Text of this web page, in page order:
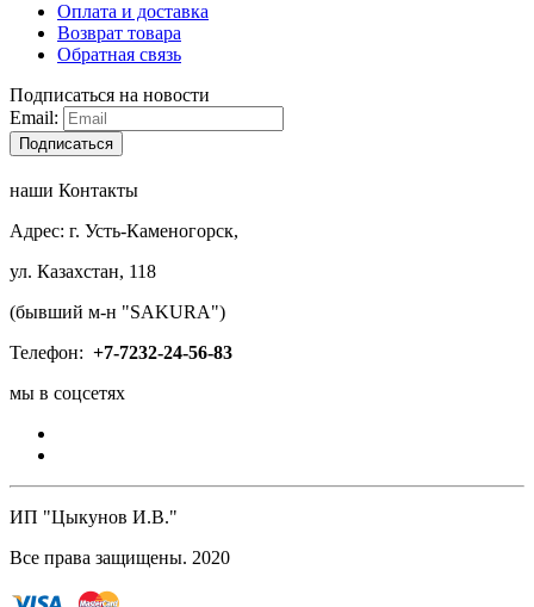
Оплата и доставка
Возврат товара
Обратная связь
Подписаться на новости
Email:
Подписаться
наши Контакты
Адрес: г. Усть-Каменогорск,
ул. Казахстан, 118
(бывший м-н "SAKURA")
Телефон: +7-7232-24-56-83
мы в соцсетях
ИП "Цыкунов И.В."
Все права защищены. 2020